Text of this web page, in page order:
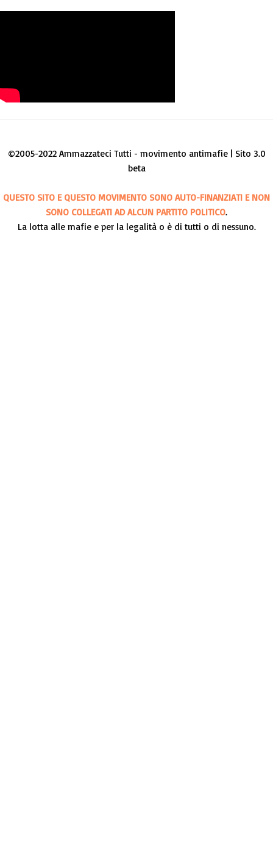
©2005-2022 Ammazzateci Tutti - movimento antimafie | Sito 3.0
beta
QUESTO SITO E QUESTO MOVIMENTO SONO AUTO-FINANZIATI E NON
SONO COLLEGATI AD ALCUN PARTITO POLITICO.
La lotta alle mafie e per la legalità o è di tutti o di nessuno.